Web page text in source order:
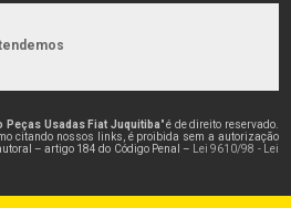
Peças Usadas Fiat Juquitiba" é de direito reservado.
citando nossos links, é proibida sem a autorização
– artigo 184 do Código Penal –
Lei 9610/98 - Lei